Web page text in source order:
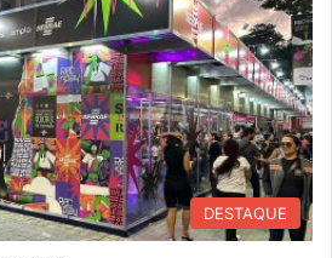
DESTAQUE